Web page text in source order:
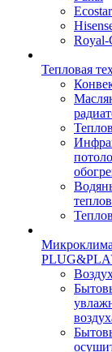
Ecostar
Royal-
Тепловая